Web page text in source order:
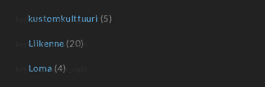
kustomkulttuuri (5)
Liikenne (20)
Loma (4)